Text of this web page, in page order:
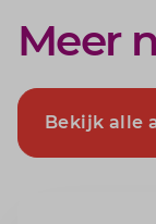
Meer
Bekijk alle